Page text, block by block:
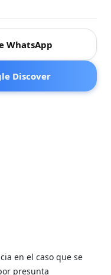
WhatsApp
Discover
en el caso que se
presunta